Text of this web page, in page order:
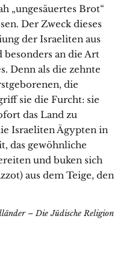
„ungesäuertes Brot“
Der Zweck dieses
der Israeliten aus
an die Art
Denn als die zehnte
die
sie die Furcht: sie
das Land zu
Israeliten Ägypten in
das gewöhnliche
und buken sich
aus dem Teige, den
– Die Jüdische Religion